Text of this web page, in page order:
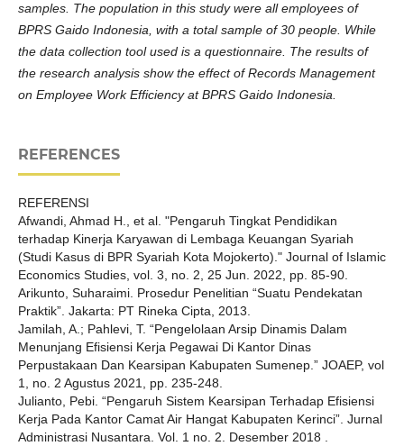
samples. The population in this study were all employees of
BPRS Gaido Indonesia, with a total sample of 30 people. While
the data collection tool used is a questionnaire. The results of
the research analysis show the effect of Records Management
on Employee Work Efficiency at BPRS Gaido Indonesia.
REFERENCES
REFERENSI
Afwandi, Ahmad H., et al. "Pengaruh Tingkat Pendidikan
terhadap Kinerja Karyawan di Lembaga Keuangan Syariah
(Studi Kasus di BPR Syariah Kota Mojokerto)." Journal of Islamic
Economics Studies, vol. 3, no. 2, 25 Jun. 2022, pp. 85-90.
Arikunto, Suharaimi. Prosedur Penelitian “Suatu Pendekatan
Praktik”. Jakarta: PT Rineka Cipta, 2013.
Jamilah, A.; Pahlevi, T. “Pengelolaan Arsip Dinamis Dalam
Menunjang Efisiensi Kerja Pegawai Di Kantor Dinas
Perpustakaan Dan Kearsipan Kabupaten Sumenep.” JOAEP, vol
1, no. 2 Agustus 2021, pp. 235-248.
Julianto, Pebi. “Pengaruh Sistem Kearsipan Terhadap Efisiensi
Kerja Pada Kantor Camat Air Hangat Kabupaten Kerinci”. Jurnal
Administrasi Nusantara. Vol. 1 no. 2. Desember 2018 .